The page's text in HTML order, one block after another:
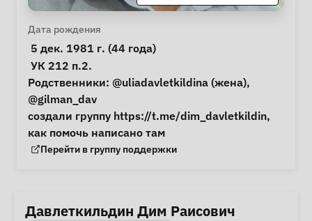
Личная информация
Дата рождения
5 дек. 1981 г. (44 года)
Примечания
Родственники: @uliadavletkildina (жена),
@gilman_dav
создали группу https://t.me/dim_davletkildin,
как помочь написано там
Группа поддержки
Перейти в группу поддержки
Давлеткильдин Дим Раисович